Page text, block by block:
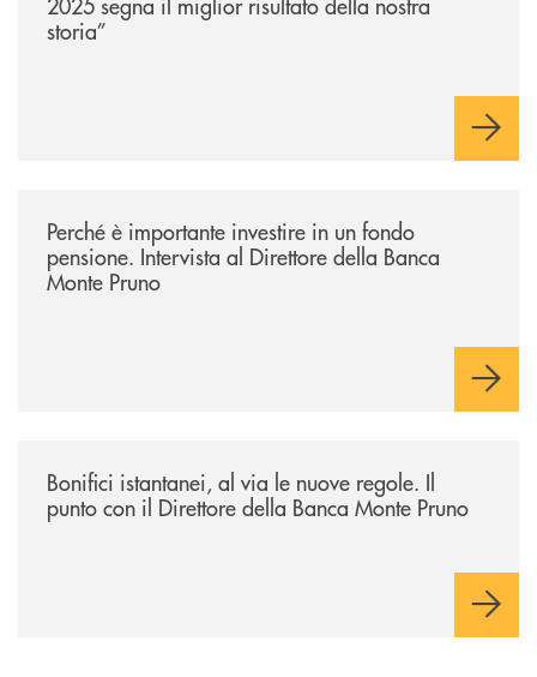
storia”
Perché è importante investire in un fondo
pensione. Intervista al Direttore della Banca
Monte Pruno
Bonifici istantanei, al via le nuove regole. Il
punto con il Direttore della Banca Monte Pruno